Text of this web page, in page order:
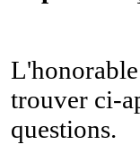
trouver ci-
questions.